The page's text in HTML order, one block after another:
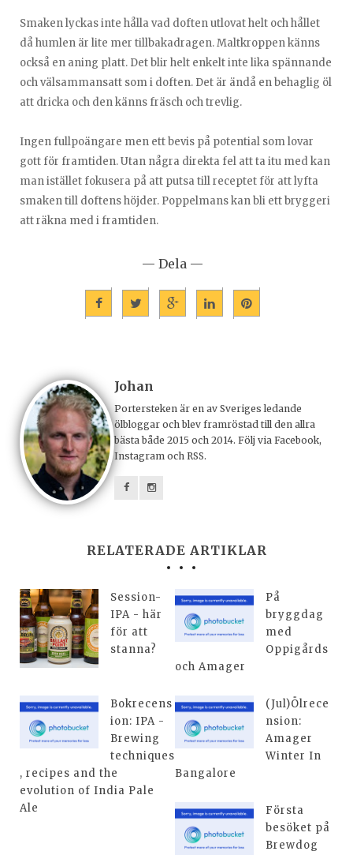
Smaken lyckas inte hålla vad doften utlovat helt och hållet
då humlen är lite mer tillbakadragen. Maltkroppen känns
också en aning platt. Det blir helt enkelt inte lika spännande
och välsammansatt som i doften. Det är ändå en behaglig öl
att dricka och den känns fräsch och trevlig.
Ingen fullpoängare men ett bevis på potential som lovar
gott för framtiden. Utan några direkta fel att ta itu med kan
man istället fokusera på att putsa till receptet för att lyfta
smaken till doftens höjder. Poppelmans kan bli ett bryggeri
att räkna med i framtiden.
— Dela —
Johan
Portersteken är en av Sveriges ledande
ölbloggar och blev framröstad till den allra
bästa både 2015 och 2014. Följ via Facebook,
Instagram och RSS.
RELATERADE ARTIKLAR
Session-
IPA - här
för att
stanna?
På
bryggdag
med
Oppigårds
och Amager
Bokrecens
ion: IPA -
Brewing
techniques
, recipes and the
evolution of India Pale
Ale
(Jul)Ölrece
nsion:
Amager
Winter In
Bangalore
Första
besöket på
Brewdog